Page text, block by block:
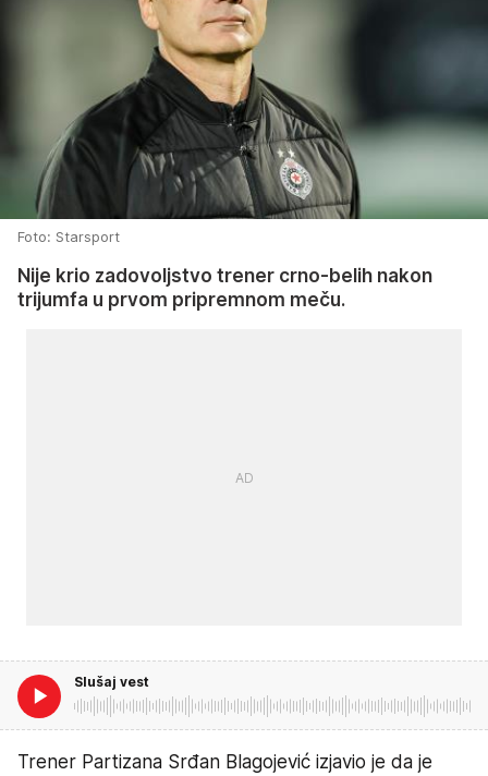
Foto: Starsport
Nije krio zadovoljstvo trener crno-belih nakon
trijumfa u prvom pripremnom meču.
Slušaj vest
Trener Partizana Srđan Blagojević izjavio je da je